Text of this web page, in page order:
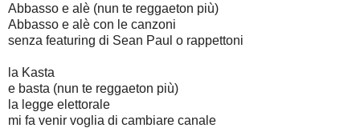
Abbasso e alè (nun te reggaeton più)
Abbasso e alè con le canzoni
senza featuring di Sean Paul o rappettoni
la Kasta
e basta (nun te reggaeton più)
la legge elettorale
mi fa venir voglia di cambiare canale